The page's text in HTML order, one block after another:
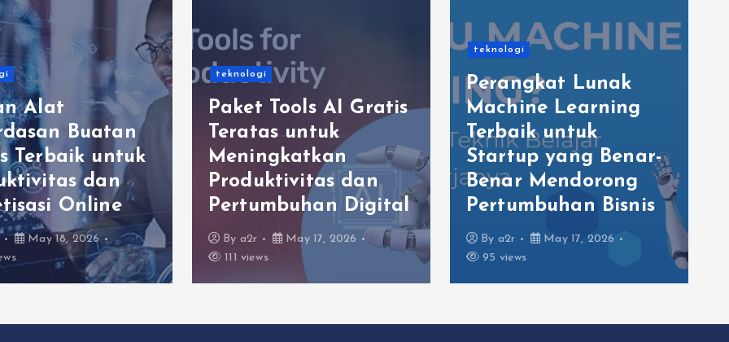
Alat
Buatan
Terbaik untuk
dan
Online
May 18, 2026
teknologi
Paket Tools AI Gratis
Teratas untuk
Meningkatkan
Produktivitas dan
Pertumbuhan Digital
By a2r
May 17, 2026
111 views
teknologi
Perangkat Lunak
Machine Learning
Terbaik untuk
Startup yang Benar-
Benar Mendorong
Pertumbuhan Bisnis
By a2r
May 17, 2026
95 views